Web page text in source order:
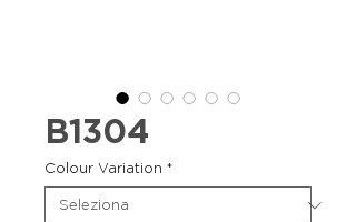
B1304
Colour Variation *